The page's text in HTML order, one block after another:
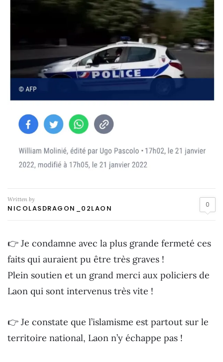
Written by
NICOLASDRAGON_02LAON 0
👉 Je condamne avec la plus grande fermeté ces
faits qui auraient pu être très graves !
Plein soutien et un grand merci aux policiers de
Laon qui sont intervenus très vite !
👉 Je constate que l’islamisme est partout sur le
territoire national, Laon n’y échappe pas !